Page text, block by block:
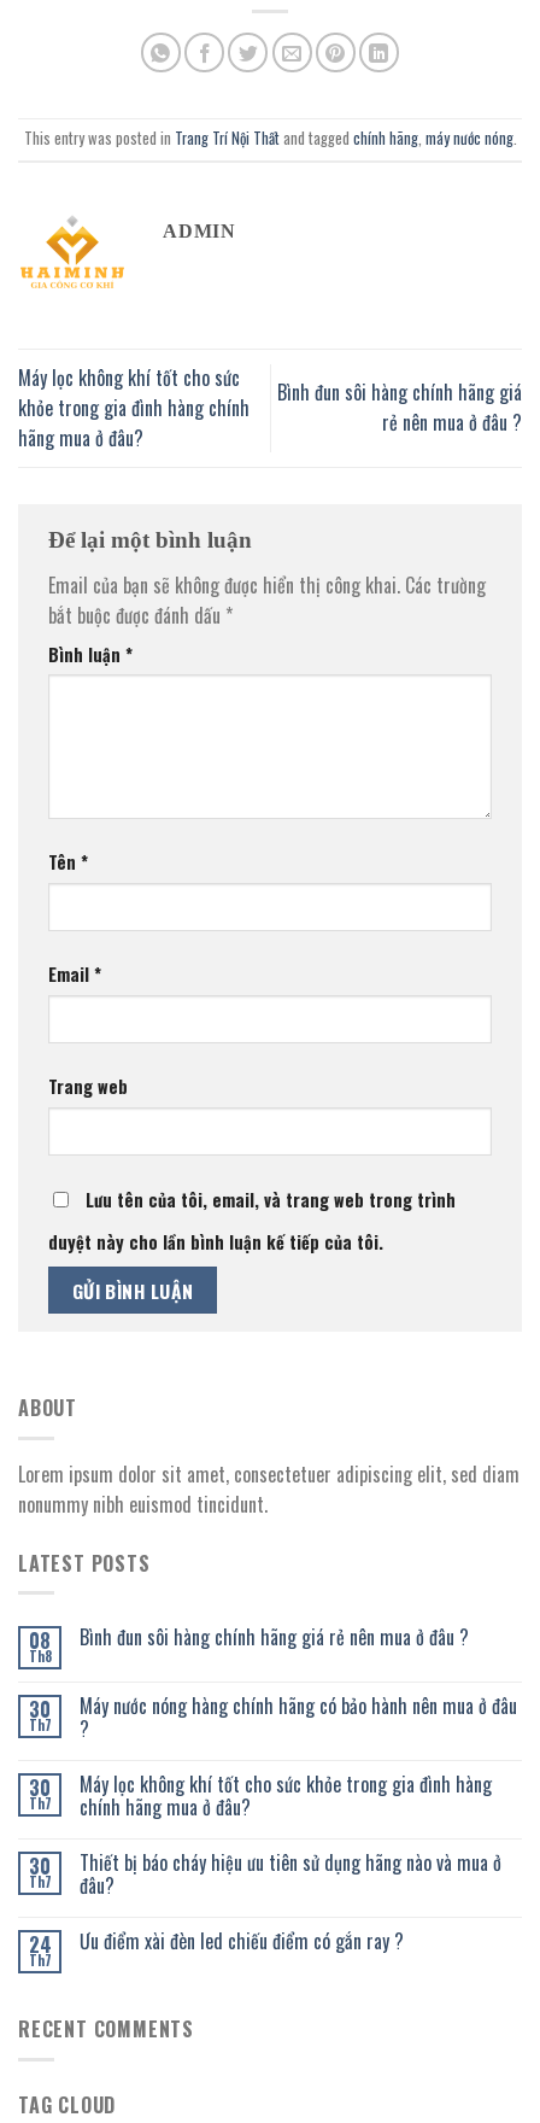
This entry was posted in Trang Trí Nội Thấtand tagged chính hãng, máy nước nóng.
ADMIN
Máy lọc không khí tốt cho sức
khỏe trong gia đình hàng chính
hãng mua ở đâu?
Bình đun sôi hàng chính hãng giá
rẻ nên mua ở đâu ?
Để lại một bình luận
Email của bạn sẽ không được hiển thị công khai. Các trường
bắt buộc được đánh dấu *
Bình luận *
Tên *
Email*
Trang web
Lưu tên của tôi, email, và trang web trong trình
duyệt này cho lần bình luận kế tiếp của tôi.
ABOUT
Lorem ipsum dolor sit amet, consectetuer adipiscing elit, sed diam
nonummy nibh euismod tincidunt.
LATEST POSTS
08
Th8
Bình đun sôi hàng chính hãng giá rẻ nên mua ở đâu ?
30
Th7
Máy nước nóng hàng chính hãng có bảo hành nên mua ở đâu
?
30
Th7
Máy lọc không khí tốt cho sức khỏe trong gia đình hàng
chính hãng mua ở đâu?
30
Th7
Thiết bị báo cháy hiệu ưu tiên sử dụng hãng nào và mua ở
đâu?
24
Th7
Ưu điểm xài đèn led chiếu điểm có gắn ray ?
RECENT COMMENTS
TAG CLOUD